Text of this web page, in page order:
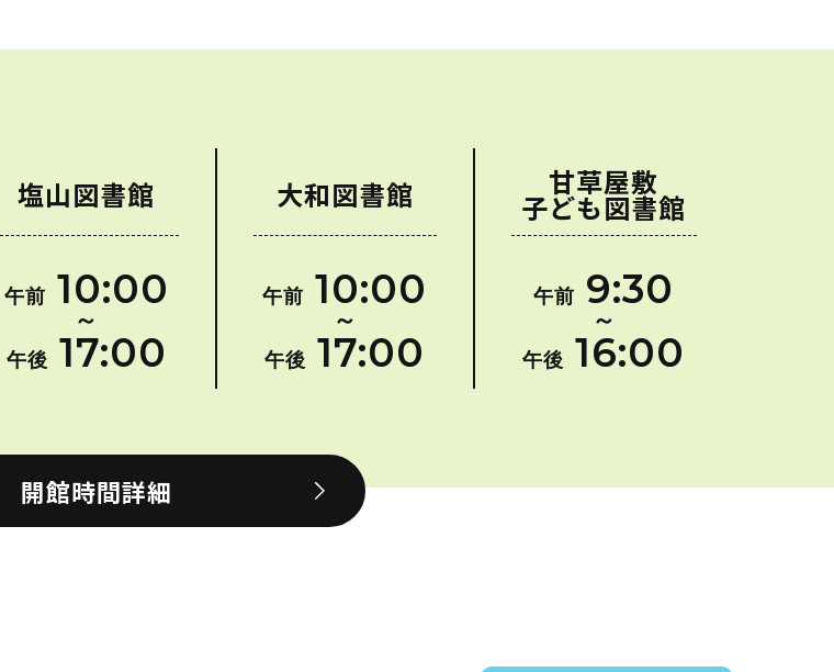
塩山図書館
午前 10:00
～
午後 17:00
大和図書館
午前 10:00
～
午後 17:00
甘草屋敷
子ども図書館
午前 9:30
～
午後 16:00
開館時間詳細